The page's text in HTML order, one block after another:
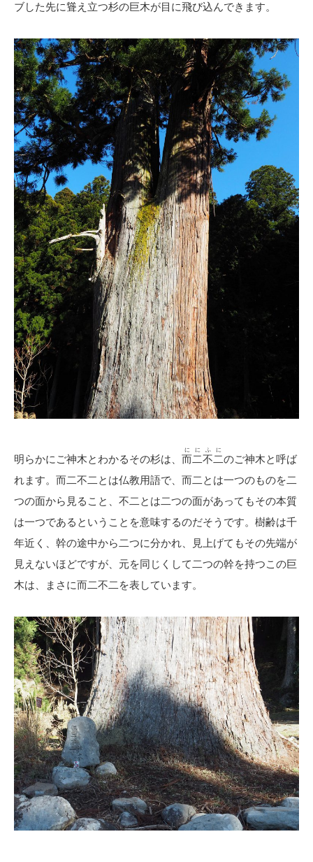
ブした先に聳え立つ杉の巨木が目に飛び込んできます。
明らかにご神木とわかるその杉は、 而二不二
ににふに
のご神木と呼ば
れます。而二不二とは仏教用語で、而二とは一つのものを二
つの面から見ること、不二とは二つの面があってもその本質
は一つであるということを意味するのだそうです。樹齢は千
年近く、幹の途中から二つに分かれ、見上げてもその先端が
見えないほどですが、元を同じくして二つの幹を持つこの巨
木は、まさに而二不二を表しています。